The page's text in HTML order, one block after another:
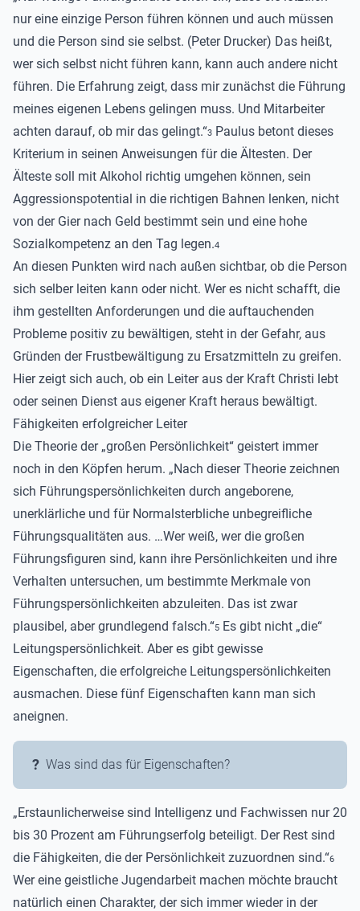
nur eine einzige Person führen können und auch müssen
und die Person sind sie selbst. (Peter Drucker) Das heißt,
wer sich selbst nicht führen kann, kann auch andere nicht
führen. Die Erfahrung zeigt, dass mir zunächst die Führung
meines eigenen Lebens gelingen muss. Und Mitarbeiter
achten darauf, ob mir das gelingt.“3 Paulus betont dieses
Kriterium in seinen Anweisungen für die Ältesten. Der
Älteste soll mit Alkohol richtig umgehen können, sein
Aggressionspotential in die richtigen Bahnen lenken, nicht
von der Gier nach Geld bestimmt sein und eine hohe
Sozialkompetenz an den Tag legen.4
An diesen Punkten wird nach außen sichtbar, ob die Person
sich selber leiten kann oder nicht. Wer es nicht schafft, die
ihm gestellten Anforderungen und die auftauchenden
Probleme positiv zu bewältigen, steht in der Gefahr, aus
Gründen der Frustbewältigung zu Ersatzmitteln zu greifen.
Hier zeigt sich auch, ob ein Leiter aus der Kraft Christi lebt
oder seinen Dienst aus eigener Kraft heraus bewältigt.
Fähigkeiten erfolgreicher Leiter
Die Theorie der „großen Persönlichkeit“ geistert immer
noch in den Köpfen herum. „Nach dieser Theorie zeichnen
sich Führungspersönlichkeiten durch angeborene,
unerklärliche und für Normalsterbliche unbegreifliche
Führungsqualitäten aus. …Wer weiß, wer die großen
Führungsfiguren sind, kann ihre Persönlichkeiten und ihre
Verhalten untersuchen, um bestimmte Merkmale von
Führungspersönlichkeiten abzuleiten. Das ist zwar
plausibel, aber grundlegend falsch.“5 Es gibt nicht „die“
Leitungspersönlichkeit. Aber es gibt gewisse
Eigenschaften, die erfolgreiche Leitungspersönlichkeiten
ausmachen. Diese fünf Eigenschaften kann man sich
aneignen.
Was sind das für Eigenschaften?
„Erstaunlicherweise sind Intelligenz und Fachwissen nur 20
bis 30 Prozent am Führungserfolg beteiligt. Der Rest sind
die Fähigkeiten, die der Persönlichkeit zuzuordnen sind.“6
Wer eine geistliche Jugendarbeit machen möchte braucht
natürlich einen Charakter, der sich immer wieder in der